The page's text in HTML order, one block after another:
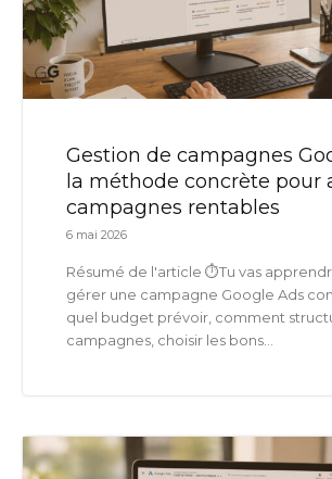
Gestion de campagnes
la méthode concrète pour
campagnes rentables
6 mai 2026
Résumé de l'article ⏱️Tu vas
gérer une campagne Google Ads
quel budget prévoir, comment
campagnes, choisir les bons...